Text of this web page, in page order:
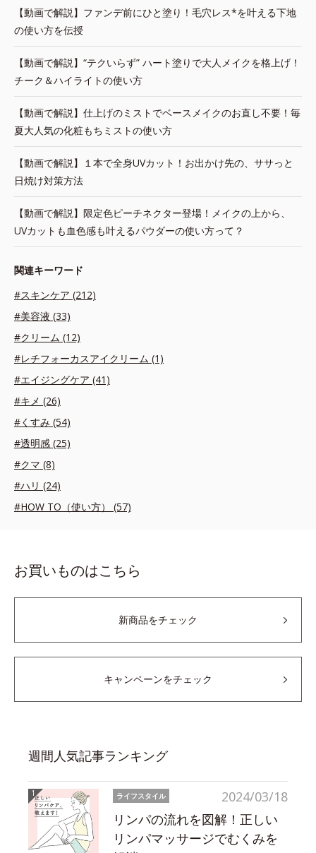
【動画で解説】ファンデ前にひと塗り！毛穴レス*を叶える下地
の使い方を伝授
【動画で解説】“テクいらず” ハート塗りで大人メイクを格上げ！
チーク＆ハイライトの使い方
【動画で解説】仕上げのミストでベースメイクのお直し不要！毎
夏大人気の化粧もちミストの使い方
【動画で解説】１本で全身UVカット！お出かけ先の、ササっと
日焼け対策方法
【動画で解説】限定色ピーチネクター登場！メイクの上から、
UVカットも血色感も叶えるパウダーの使い方って？
関連キーワード
#スキンケア (212)
#美容液 (33)
#クリーム (12)
#レチフォーカスアイクリーム (1)
#エイジングケア (41)
#キメ (26)
#くすみ (54)
#透明感 (25)
#クマ (8)
#ハリ (24)
#HOW TO（使い方） (57)
お買いものはこちら
新商品をチェック
キャンペーンをチェック
週間人気記事ランキング
2024/03/18
ライフスタイル
リンパの流れを図解！正しい
リンパマッサージでむくみを